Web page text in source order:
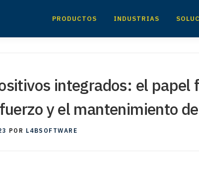
PRODUCTOS INDUSTRIAS
integrados: el papel
y el mantenimiento
POR L4BSOFTWARE